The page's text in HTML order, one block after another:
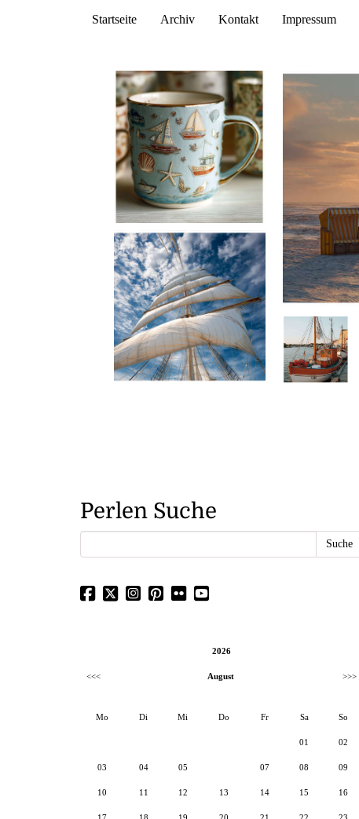
Startseite Archiv Kontakt Impressum
Perlen Suche
2026
<<< August >>>
Mo Di Mi Do Fr Sa So
01 02
03 04 05 07 08 09
10 11 12 13 14 15 16